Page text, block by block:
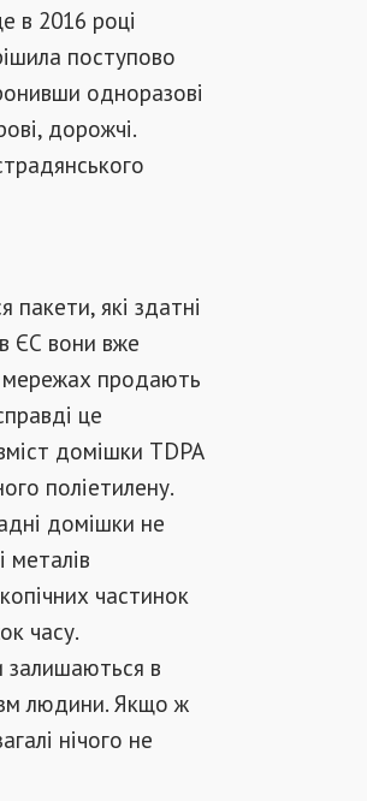
в 2016 році
поступово
одноразові
дорожчі.
які здатні
ЄС вони вже
мережах продають
це
домішки TDPA
поліетилену.
домішки не
металів
частинок
часу.
залишаються в
людини. Якщо ж
нічого не